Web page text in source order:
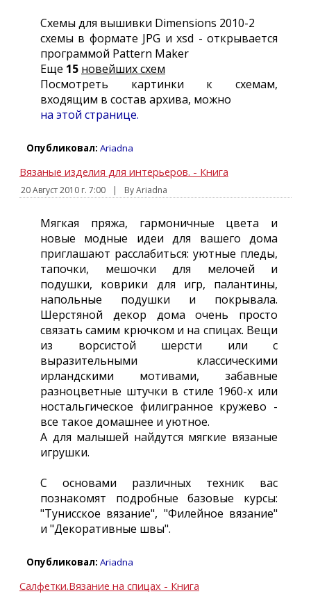
Схемы для вышивки Dimensions 2010-2
схемы в формате JPG и xsd - открывается
программой Pattern Maker
Еще 15 новейших схем
Посмотреть картинки к схемам,
входящим в состав архива, можно
на этой странице.
Опубликовал: Ariadna
Вязаные изделия для интерьеров. - Книга
20 Август 2010 г. 7:00 | By Ariadna
Мягкая пряжа, гармоничные цвета и
новые модные идеи для вашего дома
приглашают расслабиться: уютные пледы,
тапочки, мешочки для мелочей и
подушки, коврики для игр, палантины,
напольные подушки и покрывала.
Шерстяной декор дома очень просто
связать самим крючком и на спицах. Вещи
из ворсистой шерсти или с
выразительными классическими
ирландскими мотивами, забавные
разноцветные штучки в стиле 1960-х или
ностальгическое филигранное кружево -
все такое домашнее и уютное.
А для малышей найдутся мягкие вязаные
игрушки.
С основами различных техник вас
познакомят подробные базовые курсы:
"Тунисское вязание", "Филейное вязание"
и "Декоративные швы".
Опубликовал: Ariadna
Салфетки.Вязание на спицах - Книга